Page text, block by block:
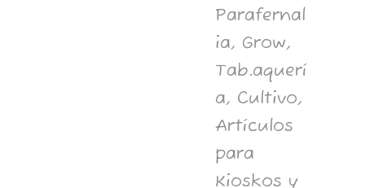
Parafernal
ia, Grow,
Tab.aquerí
a, Cultivo,
Artículos
para
Kioskos y